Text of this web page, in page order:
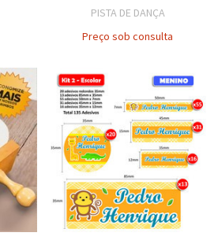
PISTA DE DANÇA
Preço sob consulta